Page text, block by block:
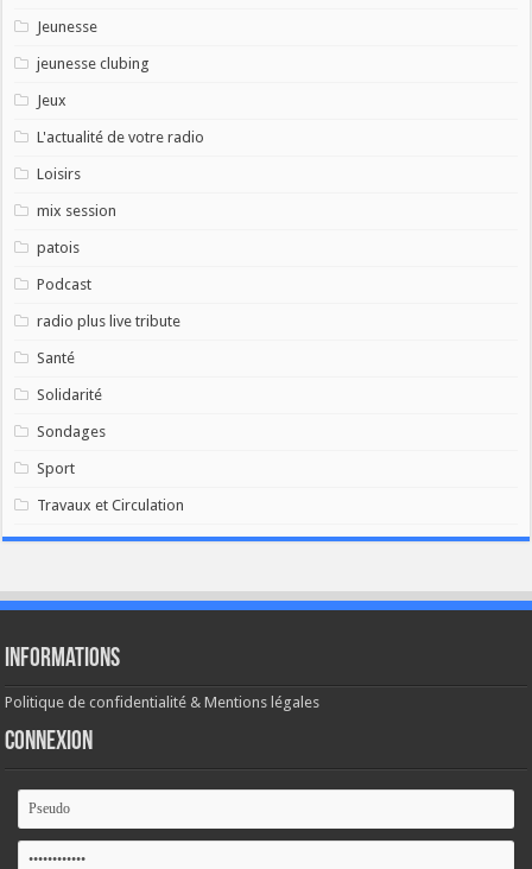
Jeunesse
jeunesse clubing
Jeux
L'actualité de votre radio
Loisirs
mix session
patois
Podcast
radio plus live tribute
Santé
Solidarité
Sondages
Sport
Travaux et Circulation
Informations
Politique de confidentialité & Mentions légales
Connexion